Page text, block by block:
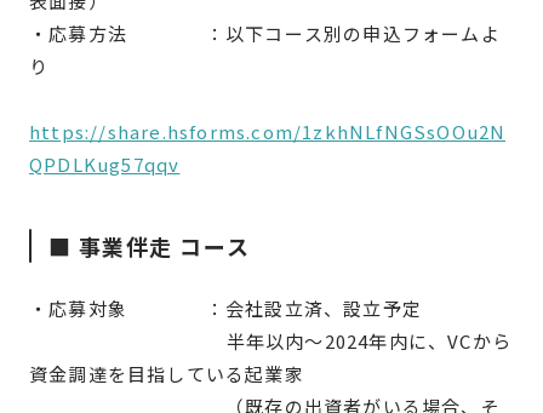
・応募方法 ：以下コース別の申込フォームよ
り
https://share.hsforms.com/1zkhNLfNGSsOOu2N
QPDLKug57qqv
■ 事業伴走 コース
・応募対象 ：会社設立済、設立予定
半年以内〜2024年内に、VCから
資金調達を目指している起業家
（既存の出資者がいる場合、そ